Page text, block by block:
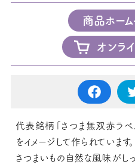
商品ホー
オンラ
代表銘柄「さつま無双赤ラベ
をイメージして作られています。
さつまいもの自然な風味がし